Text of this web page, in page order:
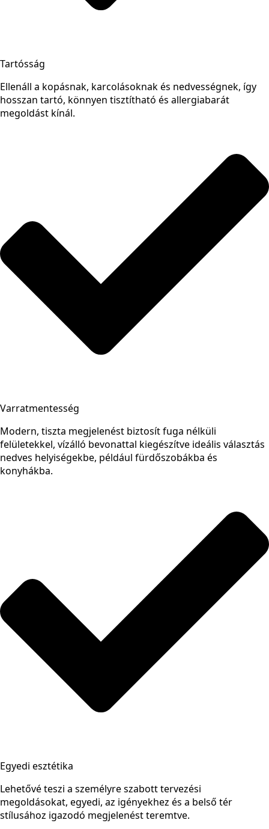
Tartósság
Ellenáll a kopásnak, karcolásoknak és nedvességnek, így
hosszan tartó, könnyen tisztítható és allergiabarát
megoldást kínál.
Varratmentesség
Modern, tiszta megjelenést biztosít fuga nélküli
felületekkel, vízálló bevonattal kiegészítve ideális választás
nedves helyiségekbe, például fürdőszobákba és
konyhákba.
Egyedi esztétika
Lehetővé teszi a személyre szabott tervezési
megoldásokat, egyedi, az igényekhez és a belső tér
stílusához igazodó megjelenést teremtve.